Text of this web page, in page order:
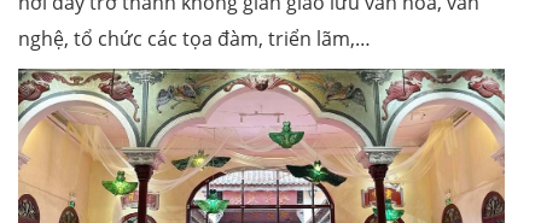
nghệ, tổ chức các tọa đàm, triển lãm,…